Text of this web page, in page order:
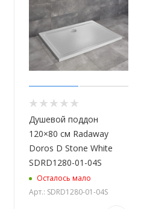
Душевой поддон
120×80 см Radaway
Doros D Stone White
SDRD1280-01-04S
Осталось мало
Арт.: SDRD1280-01-04S